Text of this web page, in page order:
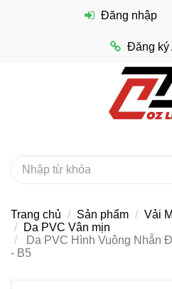
Đăng nhập
Đăng ký
Trang chủ Sản phẩm
Vải
Da PVC Vân mịn
Da PVC Hình Vuông Nhẵn
- B5